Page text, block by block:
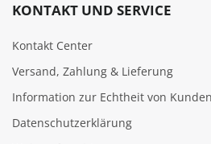
KONTAKT UND SERVICE
Kontakt Center
Versand, Zahlung & Lieferung
Information zur Echtheit von
Datenschutzerklärung